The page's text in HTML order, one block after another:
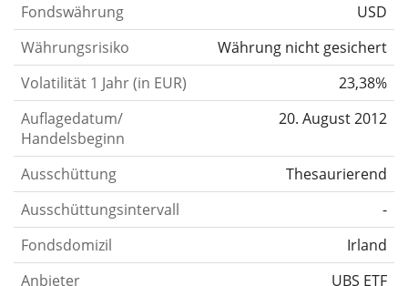
Fondswährung
USD
Währungsrisiko
Währung nicht gesichert
Volatilität 1 Jahr (in EUR)
23,38%
Auflagedatum/
Handelsbeginn
20. August 2012
Ausschüttung
Thesaurierend
Ausschüttungsintervall
-
Fondsdomizil
Irland
Anbieter
UBS ETF